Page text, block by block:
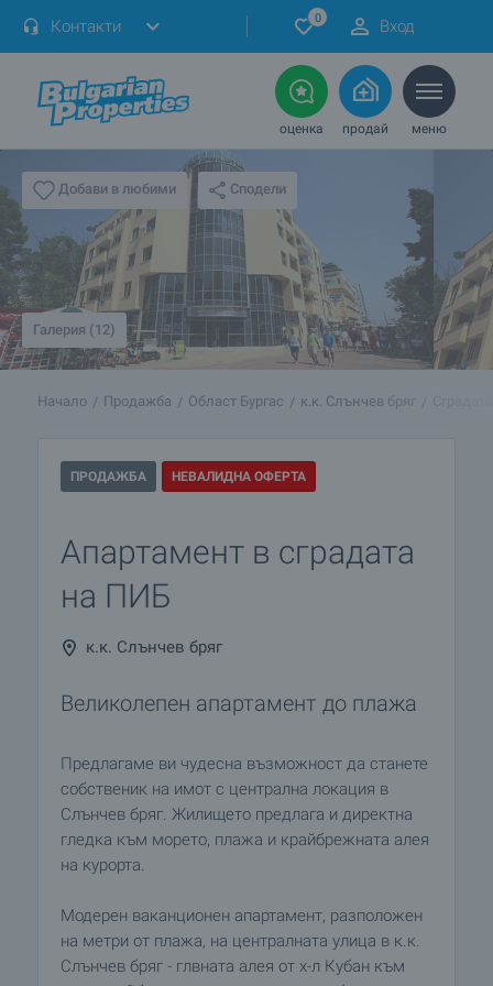
Контакти 0 Вход
оценка продай меню
Добави в любими Сподели
Галерия (12)
Начало Продажба Област Бургас к.к. Слънчев бряг
ПРОДАЖБА НЕВАЛИДНА ОФЕРТА
Апартамент в сградата
на ПИБ
к.к. Слънчев бряг
Великолепен апартамент до плажа
Предлагаме ви чудесна възможност да станете
собственик на имот с централна локация в
Слънчев бряг. Жилището предлага и директна
гледка към морето, плажа и крайбрежната алея
на курорта.
Модерен ваканционен апартамент, разположен
на метри от плажа, на централната улица в к.к.
Слънчев бряг - глвната алея от х-л Кубан към